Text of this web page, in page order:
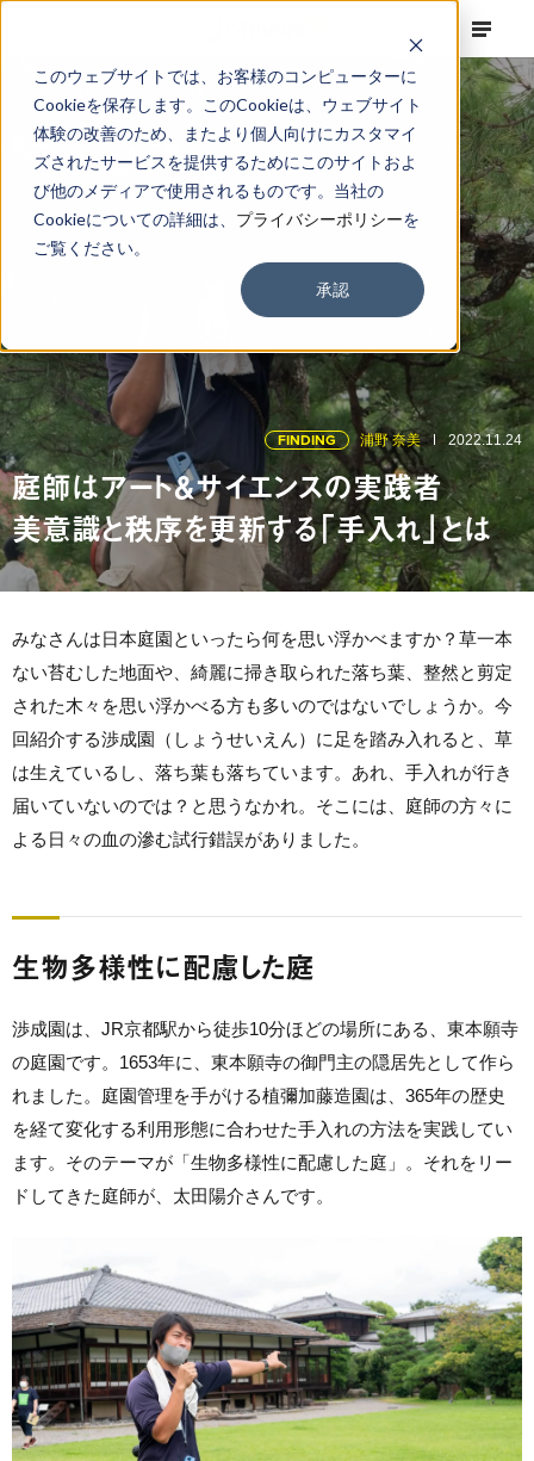
このウェブサイトでは、お客様のコンピューターに
Cookieを保存します。このCookieは、ウェブサイト
体験の改善のため、またより個人向けにカスタマイ
ズされたサービスを提供するためにこのサイトおよ
び他のメディアで使用されるものです。当社の
Cookieについての詳細は、 プライバシーポリシーを
ご覧ください。
承認
FINDING 浦野 奈美 2022.11.24
庭師はアート＆サイエンスの実践者
美意識と秩序を更新する「手入れ」とは
みなさんは日本庭園といったら何を思い浮かべますか？草一本
ない苔むした地面や、綺麗に掃き取られた落ち葉、整然と剪定
された木々を思い浮かべる方も多いのではないでしょうか。今
回紹介する渉成園（しょうせいえん）に足を踏み入れると、草
は生えているし、落ち葉も落ちています。あれ、手入れが行き
届いていないのでは？と思うなかれ。そこには、庭師の方々に
よる日々の血の滲む試行錯誤がありました。
生物多様性に配慮した庭
渉成園は、JR京都駅から徒歩10分ほどの場所にある、東本願寺
の庭園です。1653年に、東本願寺の御門主の隠居先として作ら
れました。庭園管理を手がける植彌加藤造園は、365年の歴史
を経て変化する利用形態に合わせた手入れの方法を実践してい
ます。そのテーマが「生物多様性に配慮した庭」。それをリー
ドしてきた庭師が、太田陽介さんです。